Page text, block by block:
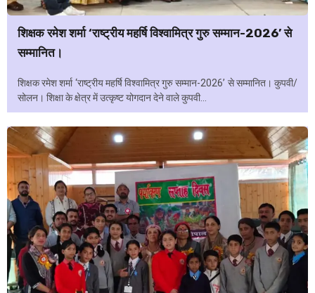
शिक्षक रमेश शर्मा ‘राष्ट्रीय महर्षि विश्वामित्र गुरु सम्मान-2026’ से
सम्मानित।
शिक्षक रमेश शर्मा ‘राष्ट्रीय महर्षि विश्वामित्र गुरु सम्मान-2026’ से सम्मानित। कुपवी/
सोलन। शिक्षा के क्षेत्र में उत्कृष्ट योगदान देने वाले कुपवी...